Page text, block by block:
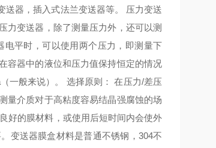
送器，插入式法兰变送器等。 压力变送
力变送器，除了测量压力外，还可以测
平时，可以使用两个压力，即测量下
容器中的液位和压力值保持恒定的情况
一般来说）。 选择原则： 在压力/差压
量介质对于高粘度容易结晶强腐蚀的场
好的膜材料，或使用后短时间内会使外
变送器膜盒材料是普通不锈钢，304不